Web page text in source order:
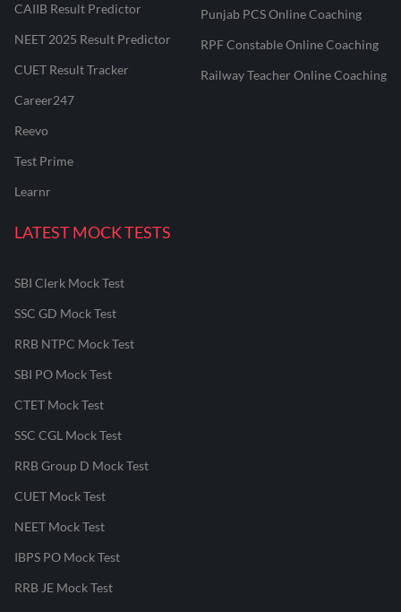
CAIIB Result Predictor
NEET 2025 Result Predictor
CUET Result Tracker
Career247
Reevo
Test Prime
Learnr
Punjab PCS Online Coaching
RPF Constable Online Coaching
Railway Teacher Online Coaching
LATEST MOCK TESTS
SBI Clerk Mock Test
SSC GD Mock Test
RRB NTPC Mock Test
SBI PO Mock Test
CTET Mock Test
SSC CGL Mock Test
RRB Group D Mock Test
CUET Mock Test
NEET Mock Test
IBPS PO Mock Test
RRB JE Mock Test